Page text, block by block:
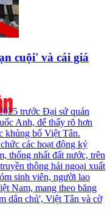
cuội' và cái giá
trước Đại sứ quán
Anh, để thấy rõ hơn
khủng bố Việt Tân.
các hoạt động kỷ
thống nhất đất nước, trên
thông hải ngoại xuất
sinh viên, người lao
Nam, mang theo băng
dân chủ', Việt Tân và cờ